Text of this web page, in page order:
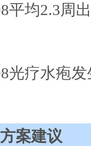
平均2.3周
光疗水疱
案建议